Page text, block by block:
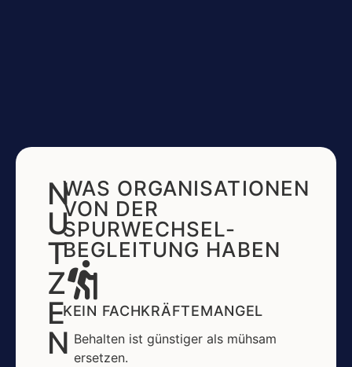
N
U
T
Z
E
N
WAS ORGANISATIONEN
VON DER
SPURWECHSEL-
BEGLEITUNG HABEN
KEIN FACHKRÄFTEMANGEL
Behalten ist günstiger als mühsam
ersetzen.